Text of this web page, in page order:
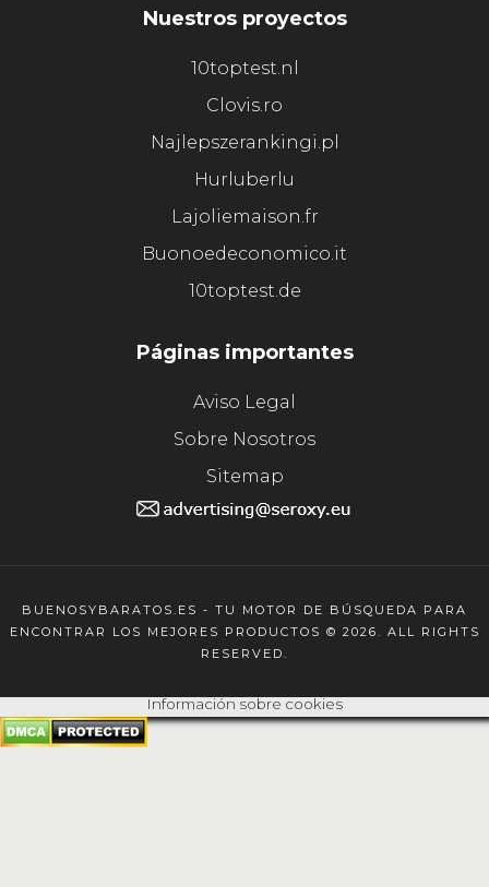
Nuestros proyectos
10toptest.nl
Clovis.ro
Najlepszerankingi.pl
Hurluberlu
Lajoliemaison.fr
Buonoedeconomico.it
10toptest.de
Páginas importantes
Aviso Legal
Sobre Nosotros
Sitemap
BUENOSYBARATOS.ES - TU MOTOR DE BÚSQUEDA PARA
ENCONTRAR LOS MEJORES PRODUCTOS © 2026. ALL RIGHTS
RESERVED.
Información sobre cookies